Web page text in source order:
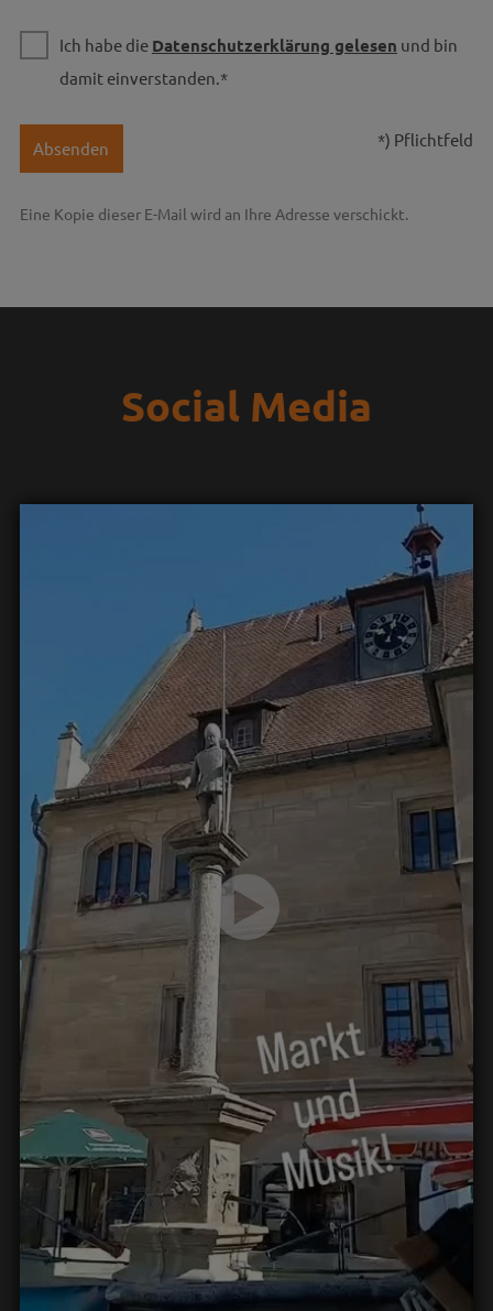
Ich habe die Datenschutzerklärung gelesen und bin
damit einverstanden.*
Absenden *) Pflichtfeld
Eine Kopie dieser E-Mail wird an Ihre Adresse verschickt.
Social Media